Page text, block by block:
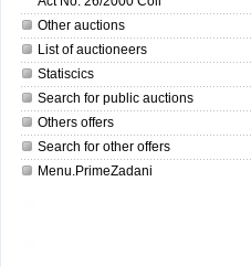
Other auctions
List of auctioneers
Statiscics
Search for public auctions
Others offers
Search for other offers
Menu.PrimeZadani